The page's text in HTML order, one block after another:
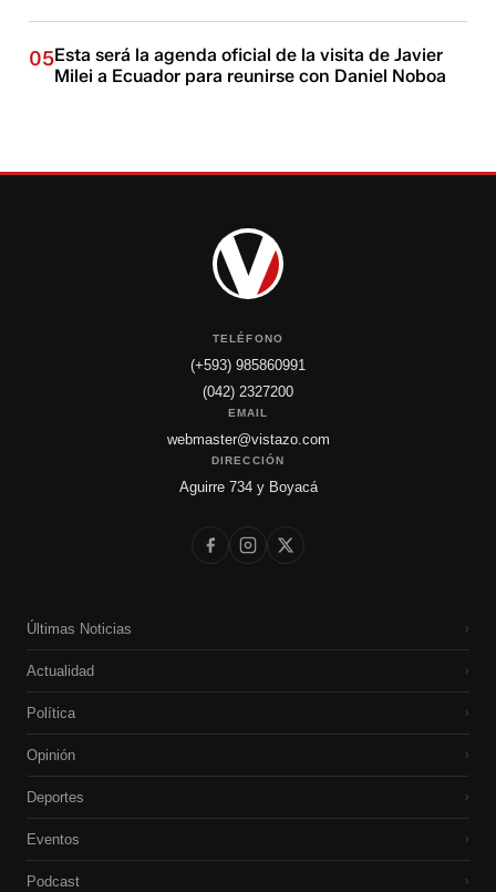
05Esta será la agenda oficial de la visita de Javier
Milei a Ecuador para reunirse con Daniel Noboa
TELÉFONO
(+593) 985860991
(042) 2327200
EMAIL
webmaster@vistazo.com
DIRECCIÓN
Aguirre 734 y Boyacá
Últimas Noticias ›
Actualidad ›
Política ›
Opinión ›
Deportes ›
Eventos ›
Podcast ›